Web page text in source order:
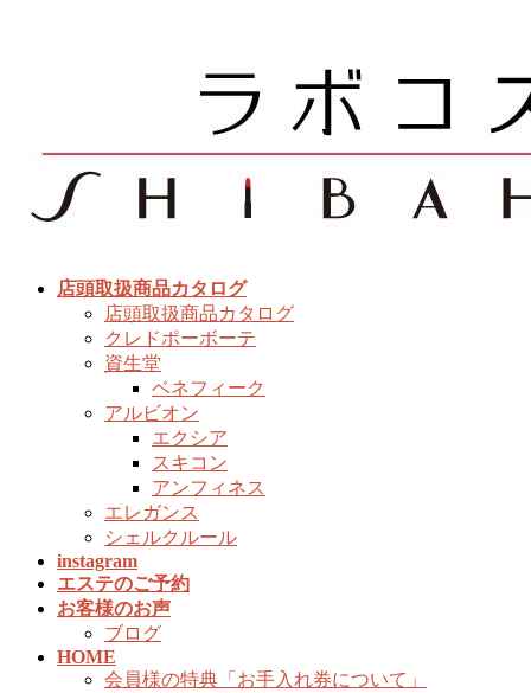
店頭取扱商品カタログ
店頭取扱商品カタログ
クレドポーボーテ
資生堂
ベネフィーク
アルビオン
エクシア
スキコン
アンフィネス
エレガンス
シェルクルール
instagram
エステのご予約
お客様のお声
ブログ
HOME
会員様の特典「お手入れ券について」